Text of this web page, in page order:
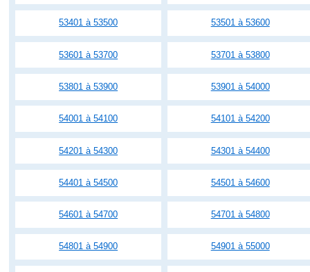
53401 à 53500 53501 à 53600
53601 à 53700 53701 à 53800
53801 à 53900 53901 à 54000
54001 à 54100 54101 à 54200
54201 à 54300 54301 à 54400
54401 à 54500 54501 à 54600
54601 à 54700 54701 à 54800
54801 à 54900 54901 à 55000